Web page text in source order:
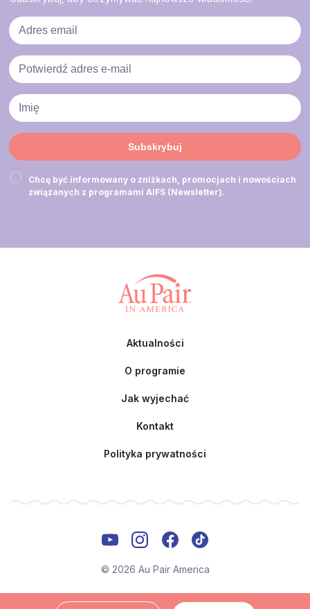
Subskrybuj
Chcę być informowany o zniżkach, promocjach i nowościach
związanych z programami AIFS (Newsletter).
Aktualności
O programie
Jak wyjechać
Kontakt
Polityka prywatności
© 2026 Au Pair America